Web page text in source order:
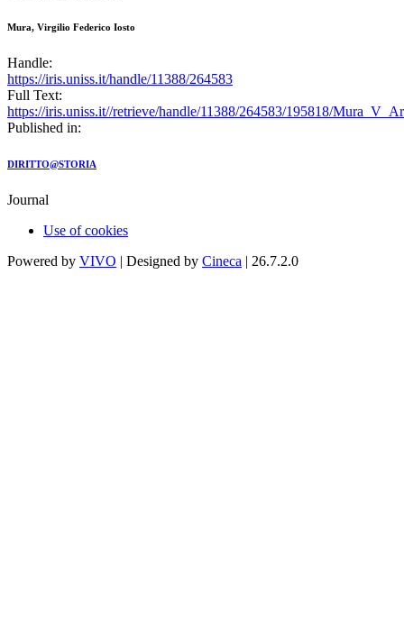
Mura, Virgilio Federico Iosto
Handle:
https://iris.uniss.it/handle/11388/264583
Full Text:
https://iris.uniss.it//retrieve/handle/11388/264583/195818/
Published in:
DIRITTO@STORIA
Journal
Use of cookies
Powered by VIVO | Designed by Cineca | 26.7.2.0